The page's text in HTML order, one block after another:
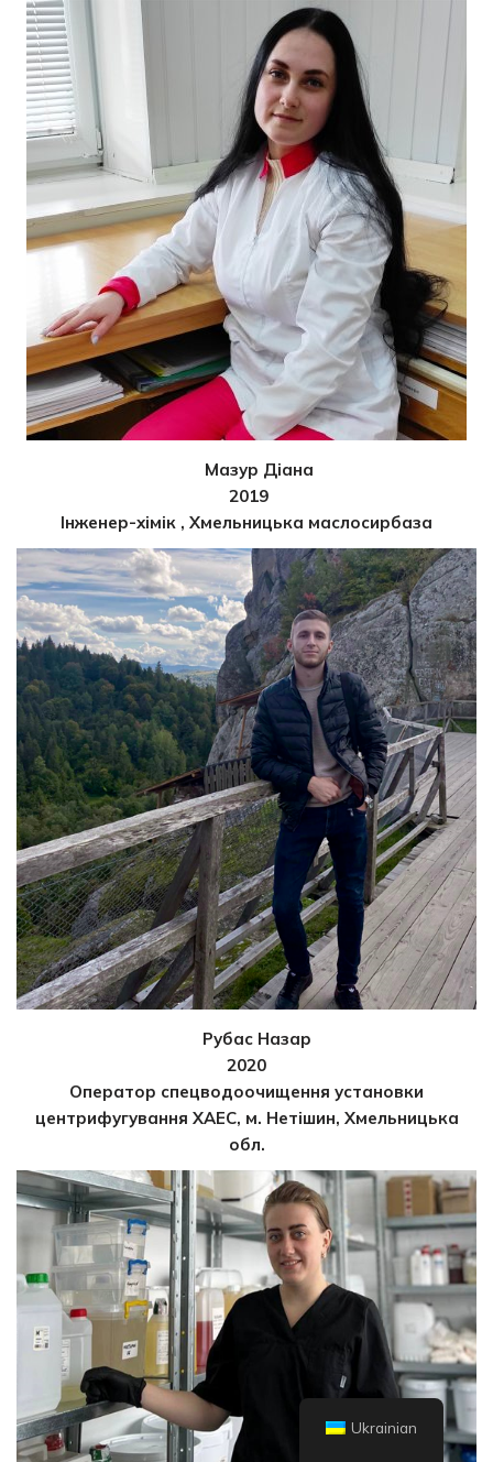
Мазур Діана
2019
Інженер-хімік , Хмельницька маслосирбаза
Рубас Назар
2020
Оператор спецводоочищення установки
центрифугування ХАЕС, м. Нетішин, Хмельницька
обл.
Ukrainian